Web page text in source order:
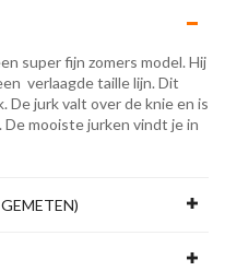
super fijn zomers model. Hij
verlaagde taille lijn. Dit
De jurk valt over de knie en is
mooiste jurken vindt je in